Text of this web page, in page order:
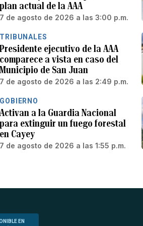
plan actual de la AAA
7 de agosto de 2026 a las 3:00 p.m.
TRIBUNALES
Presidente ejecutivo de la AAA
comparece a vista en caso del
Municipio de San Juan
7 de agosto de 2026 a las 2:49 p.m.
GOBIERNO
Activan a la Guardia Nacional
para extinguir un fuego forestal
en Cayey
7 de agosto de 2026 a las 1:55 p.m.
EN